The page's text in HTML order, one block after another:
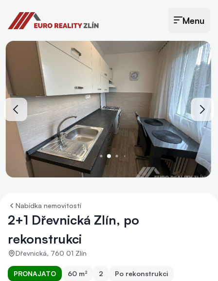
Euro Reality Zlín
Otevřít menu
Menu
Nabídka nemovitostí
2+1 Dřevnická Zlín, po
rekonstrukci
Dřevnická, 760 01 Zlín
PRONAJATO 60 m² 2 Po rekonstrukci